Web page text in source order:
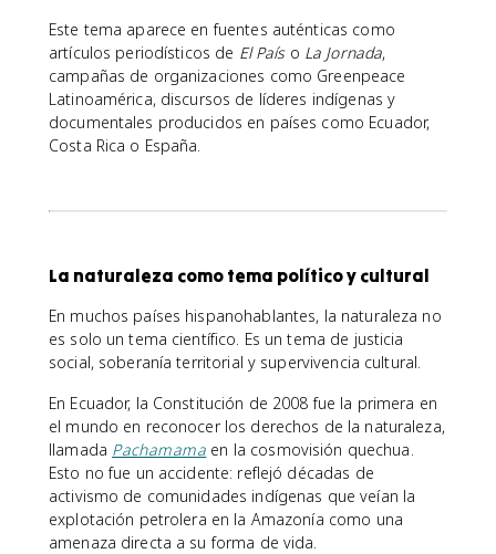
Este tema aparece en fuentes auténticas como
artículos periodísticos de El Paíso La Jornada,
campañas de organizaciones como Greenpeace
Latinoamérica, discursos de líderes indígenas y
documentales producidos en países como Ecuador,
Costa Rica o España.
La naturaleza como tema político y cultural
En muchos países hispanohablantes, la naturaleza no
es solo un tema científico. Es un tema de justicia
social, soberanía territorial y supervivencia cultural.
En Ecuador, la Constitución de 2008 fue la primera en
el mundo en reconocer los derechos de la naturaleza,
llamada Pachamama en la cosmovisión quechua.
Esto no fue un accidente: reflejó décadas de
activismo de comunidades indígenas que veían la
explotación petrolera en la Amazonía como una
amenaza directa a su forma de vida.